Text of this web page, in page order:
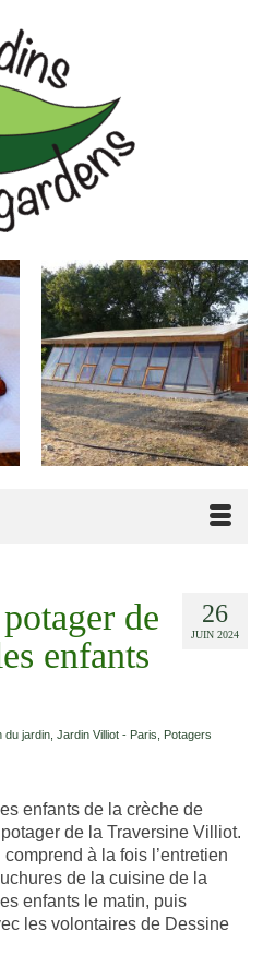
26
JUIN 2024
de
enfants
du jardin Jardin Villiot - Paris
Potagers
enfants de la crèche de
de la Traversine Villiot.
à la fois l’entretien
de la cuisine de la
enfants le matin, puis
les volontaires de Dessine